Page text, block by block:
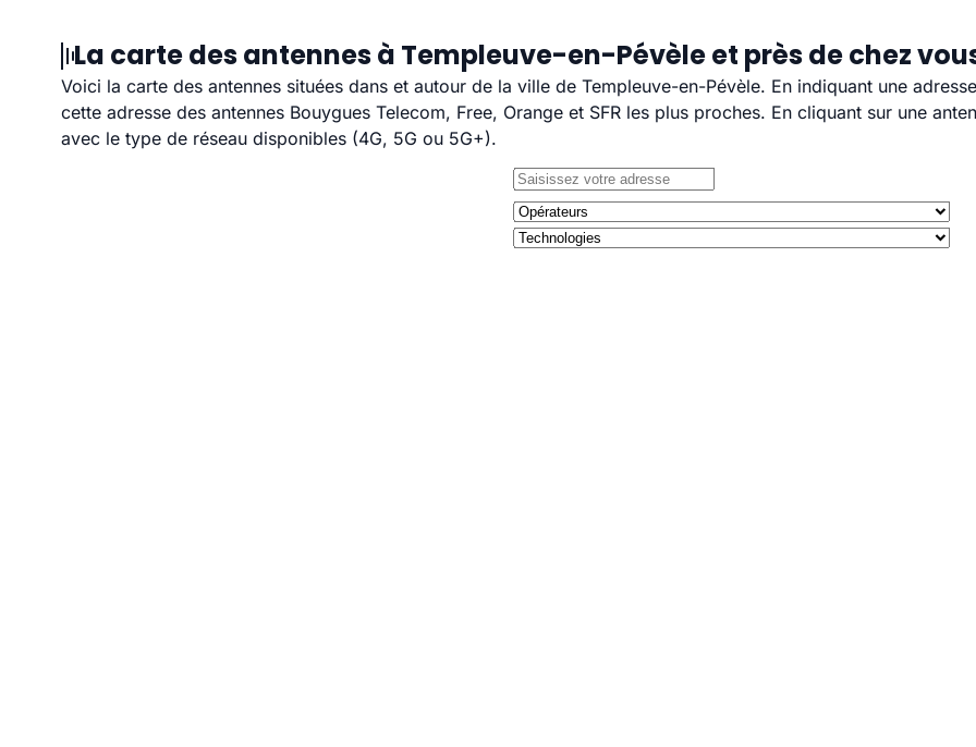
La carte des antennes à Templeuve-en-Pévèle et près de chez
Voici la carte des antennes situées dans et autour de la ville de Templeuve-en-Pévèle. En indiquant une
cette adresse des antennes Bouygues Telecom, Free, Orange et SFR les plus proches. En cliquant sur une
avec le type de réseau disponibles (4G, 5G ou 5G+).